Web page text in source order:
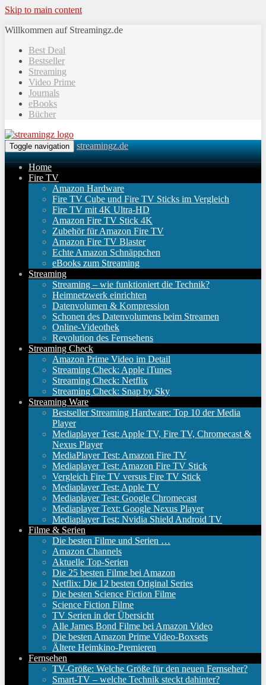
Skip to main content
Willkommen auf Streamingz.de
Best Deal
Bestseller
Streaming
Video Prime
Journals
eBooks
Bücher
Toggle navigation streamingz.de
Home
Fire TV
Amazon Hardware
Fire TV Cube und Fire TV Sticks im Vergleich
Fire TV mit 4K Ultra-HD
Amazon Fire TV Stick 4K
Zubehör für Amazon Fire TV
Amazon Fire TV Blaster
Echte Amazon Schnäppchen
eBooks zum Streaming
Streaming
Streaming – wie funktioniert die Technik?
Heimnetzwerk einrichten
Datenvolumen & Kompression
Schonen des Datenvolumens beim Streamen
Online-Videothek
Revolution des Fernsehens
Streaming Check
Amazon Prime Video im Detail
Streaming Check: Apple iTunes
Streaming Check: Netflix
Streaming Check: Snap by Sky
Streaming Ware
Bestseller Streaming Hardware: Top 10 der Media
Player
Mediaplayer Test: Apple TV, Fire TV, Chromecast &
Nexus Player
MediaPlayer Test: Amazon Fire TV
Mediaplayer Test: Amazon Fire TV Stick
Vergleich Fire TV versus Fire TV Stick
Mediaplayer Test: Apple TV
Mediaplayer Test: Google Chromecast
Mediaplayer Text: Google Nexus Player
Mediaplayer Test: Nvidia Shield Android TV
Filme & Serien
Die besten Filme und Serien …
Amazon Channels
Aktuelle Top-Serien
Die 25 besten Filme bei Amazon
Netflix: Die 12 besten Original Series
Die besten Science Fiction Filme
Science Fiction Filme
TV Serien in der Übersicht
Alle James Bond Filme bei Amazon Video
Die besten Amazon Prime Video-Boxsets
Ältere Heimkino-Premieren
Fernsehen
TV-Größe: Welche Größe für den neuen Fernseher?
Smart-TV – welche Technik steckt dahinter?